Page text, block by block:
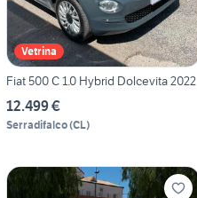
Vetrina
Fiat 500 C 1.0 Hybrid Dolcevita 2022
12.499 €
Serradifalco(CL)